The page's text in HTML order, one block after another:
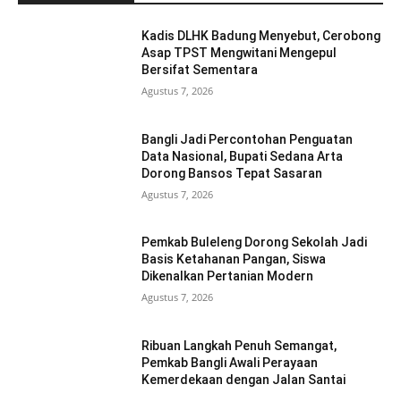
Kadis DLHK Badung Menyebut, Cerobong
Asap TPST Mengwitani Mengepul
Bersifat Sementara
Agustus 7, 2026
Bangli Jadi Percontohan Penguatan
Data Nasional, Bupati Sedana Arta
Dorong Bansos Tepat Sasaran
Agustus 7, 2026
Pemkab Buleleng Dorong Sekolah Jadi
Basis Ketahanan Pangan, Siswa
Dikenalkan Pertanian Modern
Agustus 7, 2026
Ribuan Langkah Penuh Semangat,
Pemkab Bangli Awali Perayaan
Kemerdekaan dengan Jalan Santai